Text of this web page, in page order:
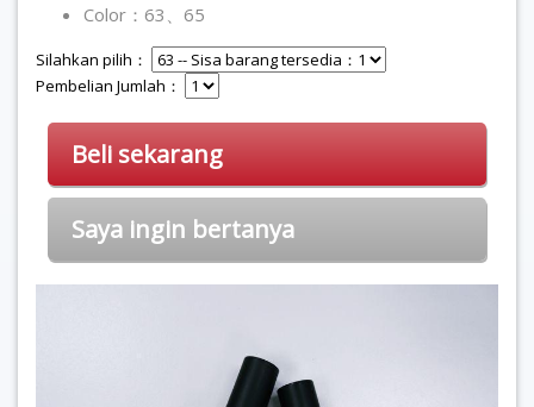
Color：63、65
Silahkan pilih：
Pembelian Jumlah：
Beli sekarang
Saya ingin bertanya